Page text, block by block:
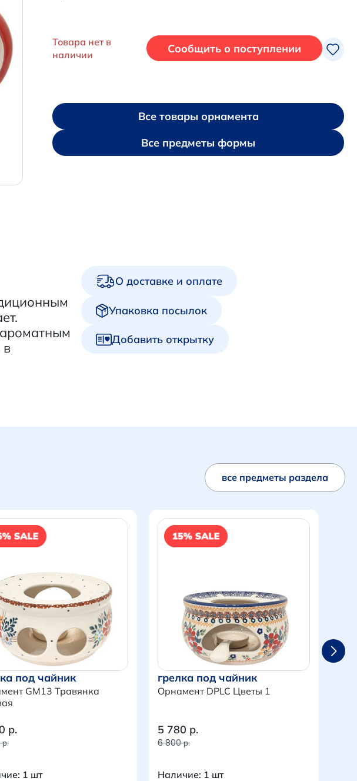
0 р.
в корзину
Товара нет в
наличии
Сообщить о поступлении
Все товары орнамента
Все предметы формы
в
О доставке и оплате
Упаковка посылок
Добавить открытку
все предметы раздела
под чайник
GM13 Травянка
р.
1 шт
грелка под чайник
Орнамент DPLC Цветы 1
5 780 р.
6 800 р.
Наличие: 1 шт